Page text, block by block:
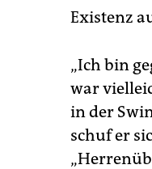
Existenz
„Ich bin
war
in der
schuf er